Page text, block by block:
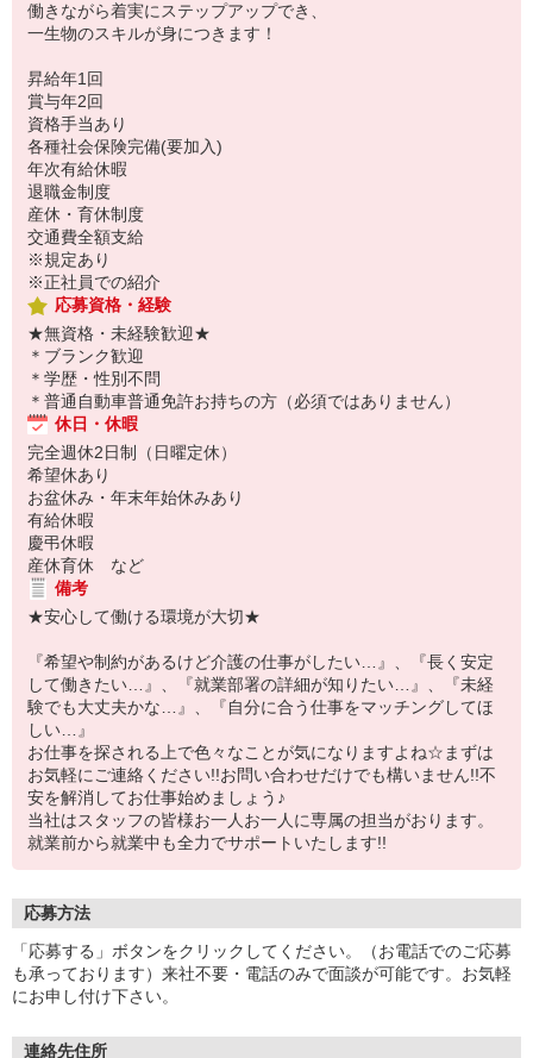
働きながら着実にステップアップでき、
一生物のスキルが身につきます！
昇給年1回
賞与年2回
資格手当あり
各種社会保険完備(要加入)
年次有給休暇
退職金制度
産休・育休制度
交通費全額支給
※規定あり
※正社員での紹介
応募資格・経験
★無資格・未経験歓迎★
＊ブランク歓迎
＊学歴・性別不問
＊普通自動車普通免許お持ちの方（必須ではありません）
休日・休暇
完全週休2日制（日曜定休）
希望休あり
お盆休み・年末年始休みあり
有給休暇
慶弔休暇
産休育休 など
備考
★安心して働ける環境が大切★
『希望や制約があるけど介護の仕事がしたい…』、『長く安定
して働きたい…』、『就業部署の詳細が知りたい…』、『未経
験でも大丈夫かな…』、『自分に合う仕事をマッチングしてほ
しい…』
お仕事を探される上で色々なことが気になりますよね☆まずは
お気軽にご連絡ください!!お問い合わせだけでも構いません!!不
安を解消してお仕事始めましょう♪
当社はスタッフの皆様お一人お一人に専属の担当がおります。
就業前から就業中も全力でサポートいたします!!
応募方法
「応募する」ボタンをクリックしてください。（お電話でのご応募
も承っております）来社不要・電話のみで面談が可能です。お気軽
にお申し付け下さい。
連絡先住所